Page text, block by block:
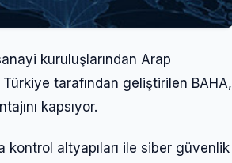
kuruluşlarından Arap
tarafından geliştirilen BAHA,
kapsıyor.
kontrol altyapıları ile siber güvenlik